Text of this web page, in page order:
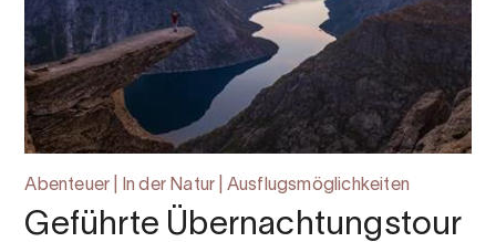
Abenteuer | In der Natur | Ausflugsmöglichkeiten
Geführte Übernachtungstour